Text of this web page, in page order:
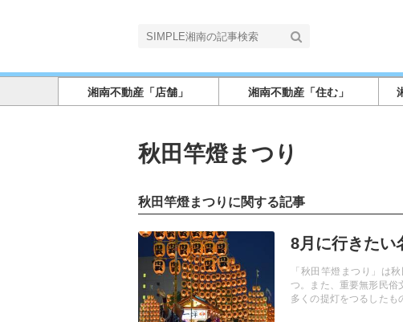
湘南不動産「店舗」 湘南不動産「住む」
秋田竿燈まつり
秋田竿燈まつりに関する記事
8月に行きたい
「秋田竿燈まつり」は
つ。また、重要無形民俗
多くの提灯をつるしたも